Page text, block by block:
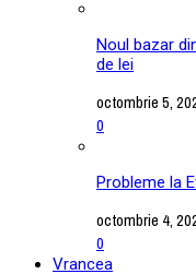
Noul bazar
de lei
octombrie 5,
0
Probleme la
octombrie 4,
0
Vrancea